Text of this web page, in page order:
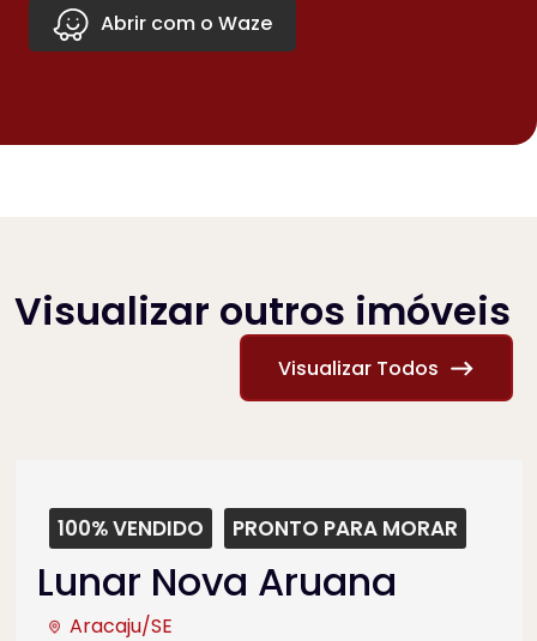
Abrir com o Waze
Visualizar outros imóveis
Visualizar Todos
100% VENDIDO PRONTO PARA MORAR
Lunar Nova Aruana
Aracaju/SE